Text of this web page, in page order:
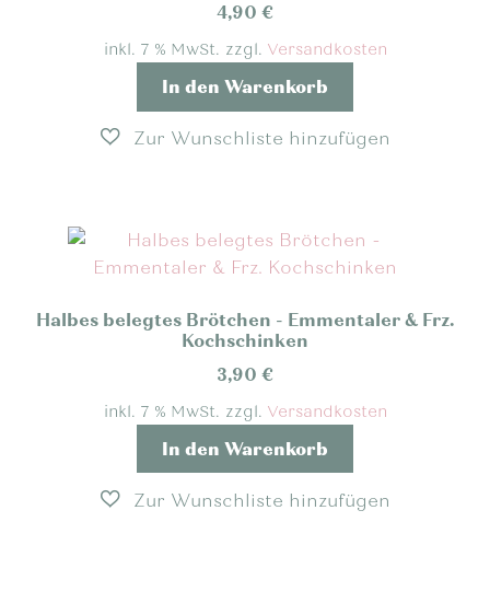
4,90 €
inkl. 7 % MwSt. zzgl. Versandkosten
In den Warenkorb
Halbes belegtes Brötchen - Emmentaler & Frz.
Kochschinken
3,90 €
inkl. 7 % MwSt. zzgl. Versandkosten
In den Warenkorb